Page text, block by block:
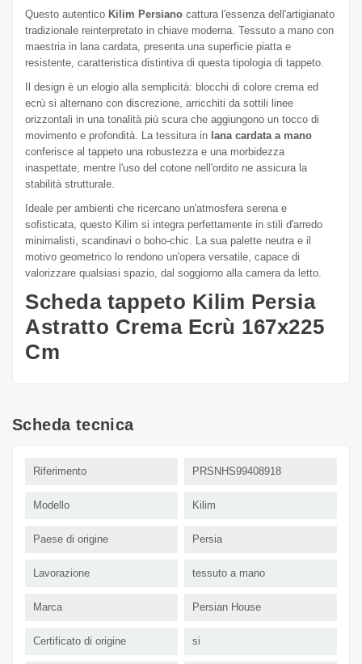
Questo autentico Kilim Persiano cattura l'essenza dell'artigianato
tradizionale reinterpretato in chiave moderna. Tessuto a mano con
maestria in lana cardata, presenta una superficie piatta e
resistente, caratteristica distintiva di questa tipologia di tappeto.
Il design è un elogio alla semplicità: blocchi di colore crema ed
ecrù si alternano con discrezione, arricchiti da sottili linee
orizzontali in una tonalità più scura che aggiungono un tocco di
movimento e profondità. La tessitura in lana cardata a mano
conferisce al tappeto una robustezza e una morbidezza
inaspettate, mentre l'uso del cotone nell'ordito ne assicura la
stabilità strutturale.
Ideale per ambienti che ricercano un'atmosfera serena e
sofisticata, questo Kilim si integra perfettamente in stili d'arredo
minimalisti, scandinavi o boho-chic. La sua palette neutra e il
motivo geometrico lo rendono un'opera versatile, capace di
valorizzare qualsiasi spazio, dal soggiorno alla camera da letto.
Scheda tappeto Kilim Persia
Astratto Crema Ecrù 167x225
Cm
Scheda tecnica
Riferimento PRSNHS99408918
Modello Kilim
Paese di origine Persia
Lavorazione tessuto a mano
Marca Persian House
Certificato di origine si